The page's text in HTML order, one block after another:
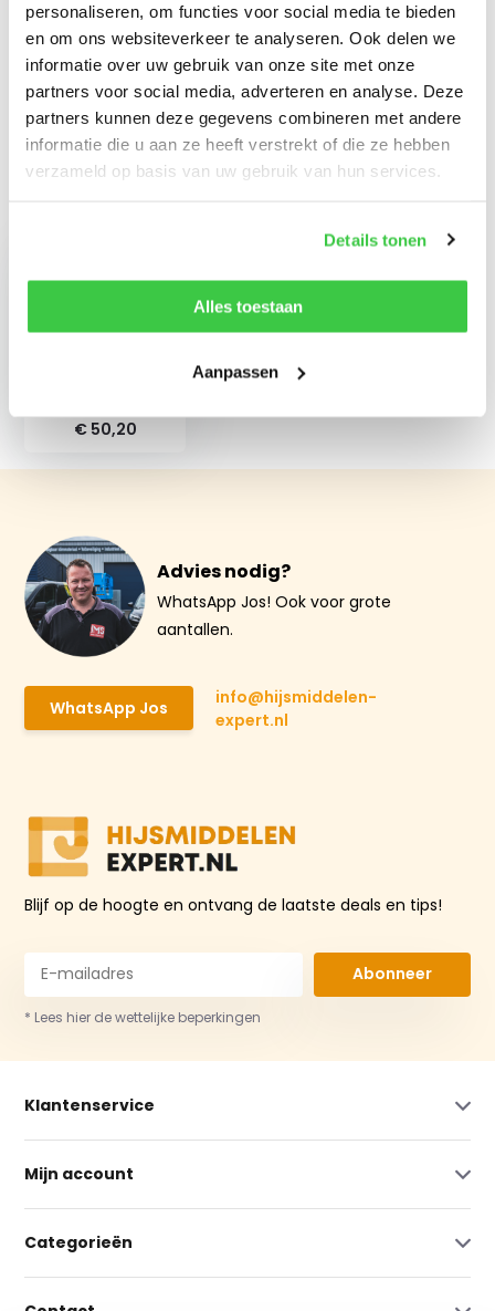
personaliseren, om functies voor social media te bieden
en om ons websiteverkeer te analyseren. Ook delen we
informatie over uw gebruik van onze site met onze
partners voor social media, adverteren en analyse. Deze
partners kunnen deze gegevens combineren met andere
informatie die u aan ze heeft verstrekt of die ze hebben
verzameld op basis van uw gebruik van hun services.
Details tonen
Alles toestaan
Aanpassen
Reviews
Delen
€ 50,20
Advies nodig?
WhatsApp Jos! Ook voor grote
aantallen.
WhatsApp Jos
info@hijsmiddelen-
expert.nl
Blijf op de hoogte en ontvang de laatste deals en tips!
Abonneer
* Lees hier de wettelijke beperkingen
Klantenservice
Mijn account
Categorieën